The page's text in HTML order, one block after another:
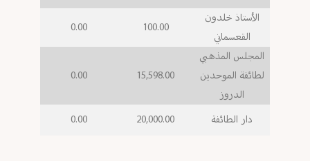
الأستاذ خلدون
القعسماني
100.00
0.00
المجلس المذهبي
لطائفة الموحدين
الدروز
15,598.00
0.00
دار الطائفة 20,000.00
0.00